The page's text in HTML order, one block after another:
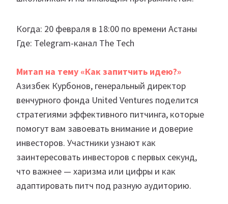
Когда: 20 февраля в 18:00 по времени Астаны
Где: Telegram-канал The Tech
Митап на тему «Как запитчить идею?»
Азизбек Курбонов, генеральный директор
венчурного фонда United Ventures поделится
стратегиями эффективного питчинга, которые
помогут вам завоевать внимание и доверие
инвесторов. Участники узнают как
заинтересовать инвесторов с первых секунд,
что важнее — харизма или цифры и как
адаптировать питч под разную аудиторию.